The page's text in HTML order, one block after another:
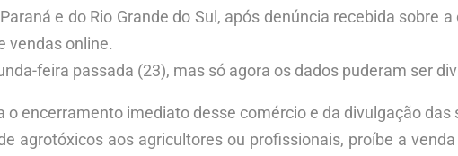
e do Rio Grande do Sul, após denúncia recebida sobre
vendas online.
feira passada (23), mas só agora os dados puderam ser
o encerramento imediato desse comércio e da divulgação
agrotóxicos aos agricultores ou profissionais, proíbe a